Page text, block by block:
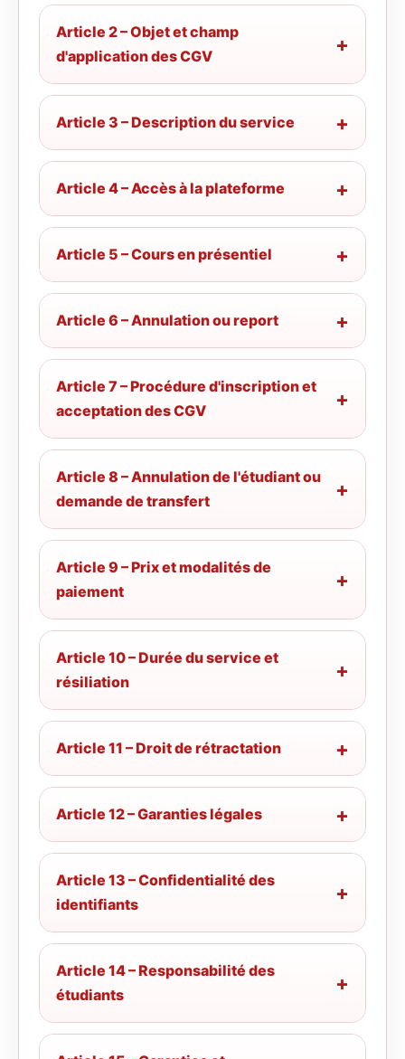
Article 2 – Objet et champ
d'application des CGV
Article 3 – Description du service
Article 4 – Accès à la plateforme
Article 5 – Cours en présentiel
Article 6 – Annulation ou report
Article 7 – Procédure d'inscription et
acceptation des CGV
Article 8 – Annulation de l'étudiant ou
demande de transfert
Article 9 – Prix et modalités de
paiement
Article 10 – Durée du service et
résiliation
Article 11 – Droit de rétractation
Article 12 – Garanties légales
Article 13 – Confidentialité des
identifiants
Article 14 – Responsabilité des
étudiants